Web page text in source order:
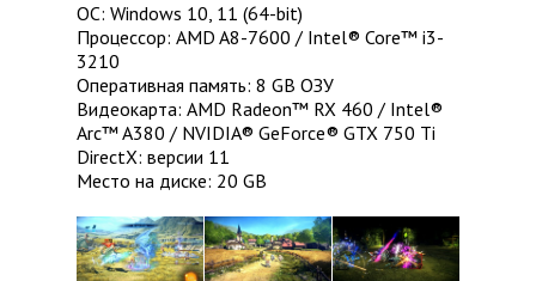
ОС: Windows 10, 11 (64-bit)
Процессор: AMD A8-7600 / Intel® Core™ i3-
3210
Оперативная память: 8 GB ОЗУ
Видеокарта: AMD Radeon™ RX 460 / Intel®
Arc™ A380 / NVIDIA® GeForce® GTX 750 Ti
DirectX: версии 11
Место на диске: 20 GB